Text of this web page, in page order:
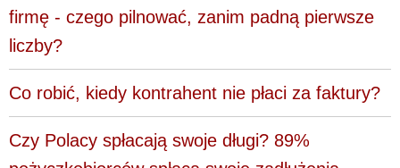
firmę - czego pilnować, zanim padną pierwsze
liczby?
Co robić, kiedy kontrahent nie płaci za faktury?
Czy Polacy spłacają swoje długi? 89%